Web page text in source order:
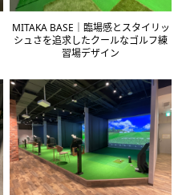
MITAKA BASE｜臨場感とスタイリッ
シュさを追求したクールなゴルフ練
習場デザイン